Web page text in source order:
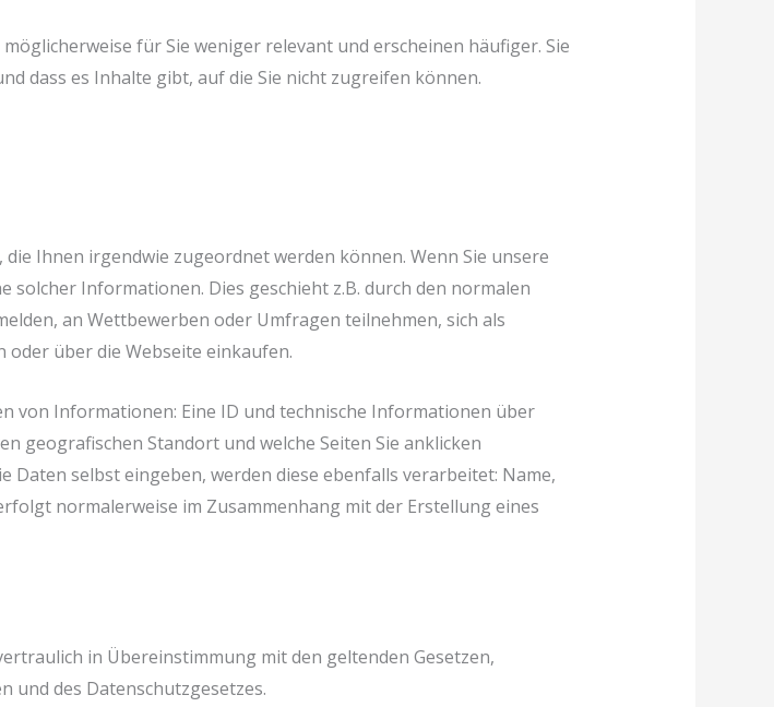
für Sie weniger relevant und erscheinen häufiger. Sie
dass es Inhalte gibt, auf die Sie nicht zugreifen können.
Ihnen irgendwie zugeordnet werden können. Wenn Sie unsere
solcher Informationen. Dies geschieht z.B. durch den normalen
an Wettbewerben oder Umfragen teilnehmen, sich als
über die Webseite einkaufen.
von Informationen: Eine ID und technische Informationen über
geografischen Standort und welche Seiten Sie anklicken
Daten selbst eingeben, werden diese ebenfalls verarbeitet: Name,
normalerweise im Zusammenhang mit der Erstellung eines
in Übereinstimmung mit den geltenden Gesetzen,
und des Datenschutzgesetzes.